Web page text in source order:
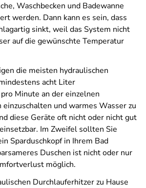
Waschbecken und Badewanne
werden. Dann kann es sein, dass
sinkt, weil das System nicht
auf die gewünschte Temperatur
die meisten hydraulischen
acht Liter
Minute an der einzelnen
und warmes Wasser zu
diese Geräte oft nicht oder nicht gut
Im Zweifel sollten Sie
Sparduschkopf in Ihrem Bad
Duschen ist nicht oder nur
möglich.
Durchlauferhitzer zu Hause